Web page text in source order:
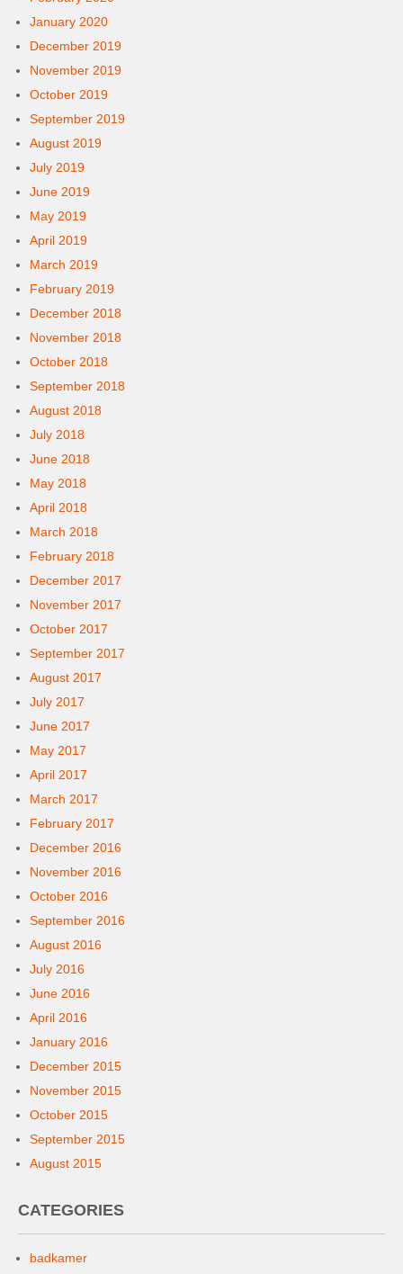
January 2020
December 2019
November 2019
October 2019
September 2019
August 2019
July 2019
June 2019
May 2019
April 2019
March 2019
February 2019
December 2018
November 2018
October 2018
September 2018
August 2018
July 2018
June 2018
May 2018
April 2018
March 2018
February 2018
December 2017
November 2017
October 2017
September 2017
August 2017
July 2017
June 2017
May 2017
April 2017
March 2017
February 2017
December 2016
November 2016
October 2016
September 2016
August 2016
July 2016
June 2016
April 2016
January 2016
December 2015
November 2015
October 2015
September 2015
August 2015
CATEGORIES
badkamer